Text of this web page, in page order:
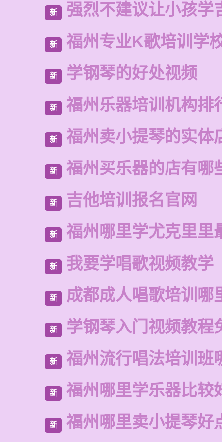
新 强烈不建议让小孩学
新 福州专业K歌培训学
新 学钢琴的好处视频
新 福州乐器培训机构排
新 福州卖小提琴的实体
新 福州买乐器的店有哪
新 吉他培训报名官网
新 福州哪里学尤克里里
新 我要学唱歌视频教学
新 成都成人唱歌培训哪
新 学钢琴入门视频教程
新 福州流行唱法培训班
新 福州哪里学乐器比较
新 福州哪里卖小提琴好